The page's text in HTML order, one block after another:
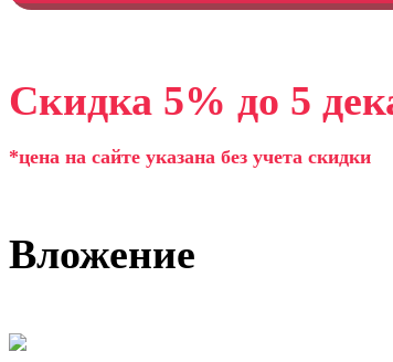
Скидка 5% до 5
*цена на сайте указана без учета скидки
Вложение